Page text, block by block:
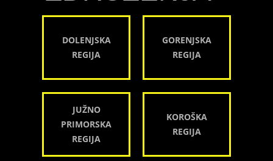
DOLENJSKA
REGIJA
GORENJSKA
REGIJA
JUŽNO
PRIMORSKA
REGIJA
KOROŠKA
REGIJA